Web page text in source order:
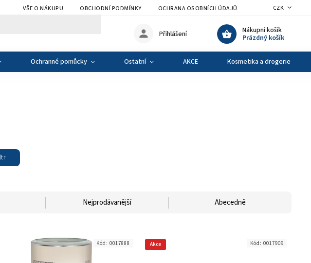
VŠE O NÁKUPU OBCHODNÍ PODMÍNKY OCHRANA OSOBNÍCH ÚDAJŮ VÝMĚNA A VRÁCENÍ
CZK
Nákupní košík
Prázdný košík
Přihlášení
Ochranné pomůcky Ostatní AKCE Kosmetika a drogerie
Nejprodávanější Abecedně
Kód: 0017888 Akce Kód: 0017909